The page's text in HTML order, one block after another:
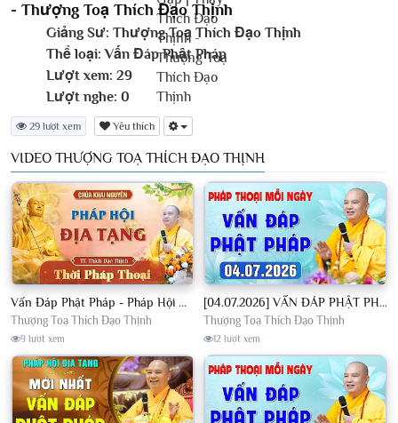
- Thượng Toạ Thích Đạo Thịnh
Giảng Sư: Thượng Toạ Thích Đạo Thịnh
Thể loại: Vấn Đáp Phật Pháp
Lượt xem: 29
Lượt nghe: 0
29 lượt xem Yêu thích
VIDEO THƯỢNG TOẠ THÍCH ĐẠO THỊNH
Vấn Đáp Phật Pháp - Pháp Hội Địa Tạng Ngày 01/08/2026│TT. Thích Đạo Thịnh
Thượng Toạ Thích Đạo Thịnh
9 lượt xem
[04.07.2026] VẤN ĐÁP PHẬT PHÁP - Nghe Thầy giảng Pháp mỗi ngày CÔNG ĐỨC VÔ LƯỢNG│TT. Thích Đạo Thịnh
Thượng Toạ Thích Đạo Thịnh
12 lượt xem